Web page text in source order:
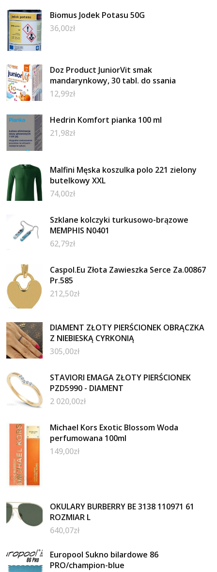
Biomus Jodek Potasu 50G
36,00zł
Doz Product JuniorVit smak
mandarynkowy, 30 tabl. do ssania
12,99zł
Hedrin Komfort pianka 100 ml
21,98zł
Malfini Męska koszulka polo 221 zielony
butelkowy XXL
74,00zł
Szklane kolczyki turkusowo-brązowe
MEMPHIS N0401
62,79zł
Caspol.Eu Złota Zawieszka Serce Za.00867
Pr.585
212,50zł
DIAMENT ZŁOTY PIERŚCIONEK OBRĄCZKA
Z NIEBIESKĄ CYRKONIĄ
305,00zł
STAVIORI EMAGA ZŁOTY PIERŚCIONEK
PZD5990 - DIAMENT
2 020,00zł
Michael Kors Exotic Blossom Woda
perfumowana 100ml
149,00zł
OKULARY BURBERRY BE 3138 110971 61
ROZMIAR L
640,07zł
Europool Sukno bilardowe 86
PRO/champion-blue